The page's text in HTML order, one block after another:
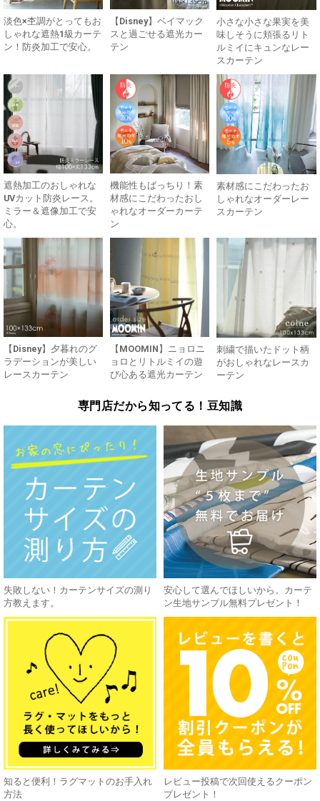
淡色×杢調がとってもお
しゃれな遮熱1級カーテ
ン！防炎加工で安心。
【Disney】ベイマック
スと過ごせる遮光カー
テン
小さな小さな果実を美
味しそうに頬張るリト
ルミイにキュンなレー
スカーテン
遮熱加工のおしゃれな
UVカット防炎レース。
ミラー＆遮像加工で安
心。
機能性もばっちり！素
材感にこだわったおし
ゃれなオーダーカーテ
ン
素材感にこだわったお
しゃれなオーダーレー
スカーテン
【Disney】夕暮れのグ
ラデーションが美しい
レースカーテン
【MOOMIN】ニョロニ
ョロとリトルミイの遊
び心ある遮光カーテン
刺繍で描いたドット柄
がおしゃれなレースカ
ーテン
専門店だから知ってる！豆知識
失敗しない！カーテンサイズの測り
方教えます。
安心して選んでほしいから。カーテ
ン生地サンプル無料プレゼント！
知ると便利！ラグマットのお手入れ
方法
レビュー投稿で次回使えるクーポン
プレゼント！